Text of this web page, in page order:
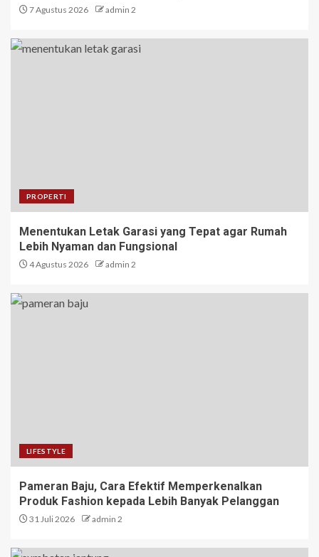
7 Agustus 2026 admin 2
PROPERTI
Menentukan Letak Garasi yang Tepat agar Rumah
Lebih Nyaman dan Fungsional
4 Agustus 2026 admin 2
LIFESTYLE
Pameran Baju, Cara Efektif Memperkenalkan
Produk Fashion kepada Lebih Banyak Pelanggan
31 Juli 2026 admin 2